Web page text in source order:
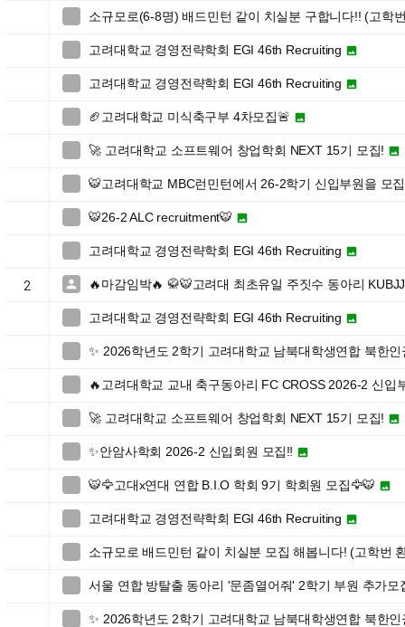
소규모로(6-8명) 배드민턴 같이 치실분 구합니다!! (고학
고려대학교 경영전략학회 EGI 46th Recruiting 
고려대학교 경영전략학회 EGI 46th Recruiting 
🏈고려대학교 미식축구부 4차모집🚨 
🚀 고려대학교 소프트웨어 창업학회 NEXT 15기 모집! 
🐯고려대학교 MBC런민턴에서 26-2학기 신입부원을 모
🐯26-2 ALC recruitment🐯 
고려대학교 경영전략학회 EGI 46th Recruiting 
2  🔥마감임박🔥 🥋🐯고려대 최초유일 주짓수 동아리
고려대학교 경영전략학회 EGI 46th Recruiting 
✨ 2026학년도 2학기 고려대학교 남북대학생연합 북한
🔥고려대학교 교내 축구동아리 FC CROSS 2026-2 신입
🚀 고려대학교 소프트웨어 창업학회 NEXT 15기 모집! 
✨안암사학회 2026-2 신입회원 모집‼️ 
🐯🦅고대x연대 연합 B.I.O 학회 9기 학회원 모집🦅🐯 
고려대학교 경영전략학회 EGI 46th Recruiting 
소규모로 배드민턴 같이 치실분 모집 해봅니다! (고학번
서울 연합 방탈출 동아리 '문좀열어줘' 2학기 부원 추가모
✨ 2026학년도 2학기 고려대학교 남북대학생연합 북한